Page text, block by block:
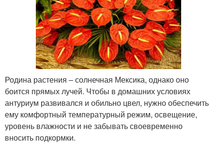
Родина растения – солнечная Мексика, однако оно
боится прямых лучей. Чтобы в домашних условиях
антуриум развивался и обильно цвел, нужно обеспечить
ему комфортный температурный режим, освещение,
уровень влажности и не забывать своевременно
вносить подкормки.